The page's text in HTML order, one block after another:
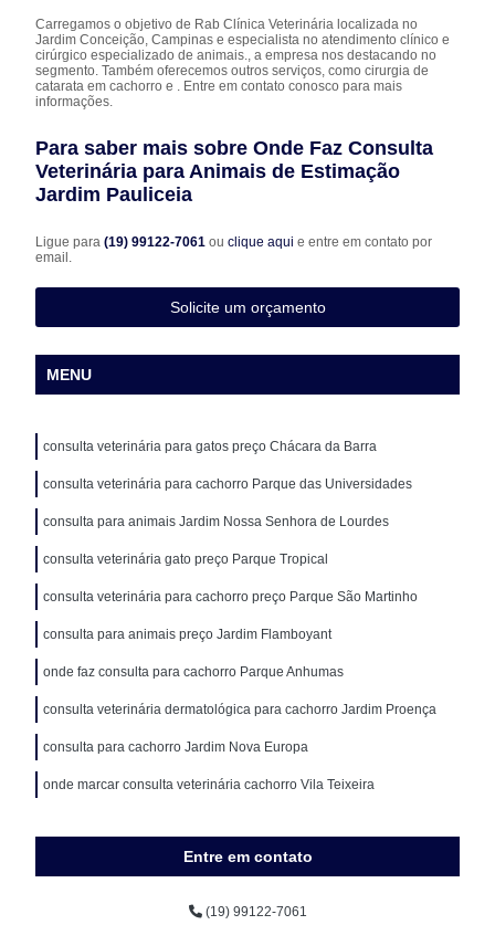
Carregamos o objetivo de Rab Clínica Veterinária localizada no
Jardim Conceição, Campinas e especialista no atendimento clínico e
cirúrgico especializado de animais., a empresa nos destacando no
segmento. Também oferecemos outros serviços, como cirurgia de
catarata em cachorro e . Entre em contato conosco para mais
informações.
Para saber mais sobre Onde Faz Consulta
Veterinária para Animais de Estimação
Jardim Pauliceia
Ligue para(19) 99122-7061ouclique aqui e entre em contato por
email.
Solicite um orçamento
MENU
consulta veterinária para gatos preço Chácara da Barra
consulta veterinária para cachorro Parque das Universidades
consulta para animais Jardim Nossa Senhora de Lourdes
consulta veterinária gato preço Parque Tropical
consulta veterinária para cachorro preço Parque São Martinho
consulta para animais preço Jardim Flamboyant
onde faz consulta para cachorro Parque Anhumas
consulta veterinária dermatológica para cachorro Jardim Proença
consulta para cachorro Jardim Nova Europa
onde marcar consulta veterinária cachorro Vila Teixeira
Entre em contato
(19) 99122-7061